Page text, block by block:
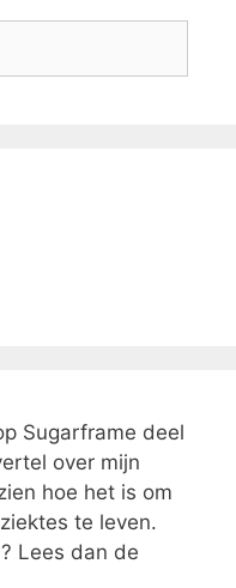
Sugarframe deel
over mijn
hoe het is om
te leven.
Lees dan de